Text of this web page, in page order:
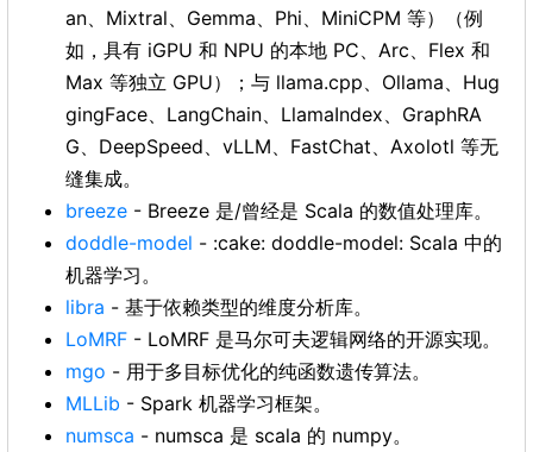
an、Mixtral、Gemma、Phi、MiniCPM 等）（例
如，具有 iGPU 和 NPU 的本地 PC、Arc、Flex 和
Max 等独立 GPU）；与 llama.cpp、Ollama、Hug
gingFace、LangChain、LlamaIndex、GraphRA
G、DeepSpeed、vLLM、FastChat、Axolotl 等无
缝集成。
breeze - Breeze 是/曾经是 Scala 的数值处理库。
doddle-model - :cake: doddle-model: Scala 中的
机器学习。
libra - 基于依赖类型的维度分析库。
LoMRF - LoMRF 是马尔可夫逻辑网络的开源实现。
mgo - 用于多目标优化的纯函数遗传算法。
MLLib - Spark 机器学习框架。
numsca - numsca 是 scala 的 numpy。